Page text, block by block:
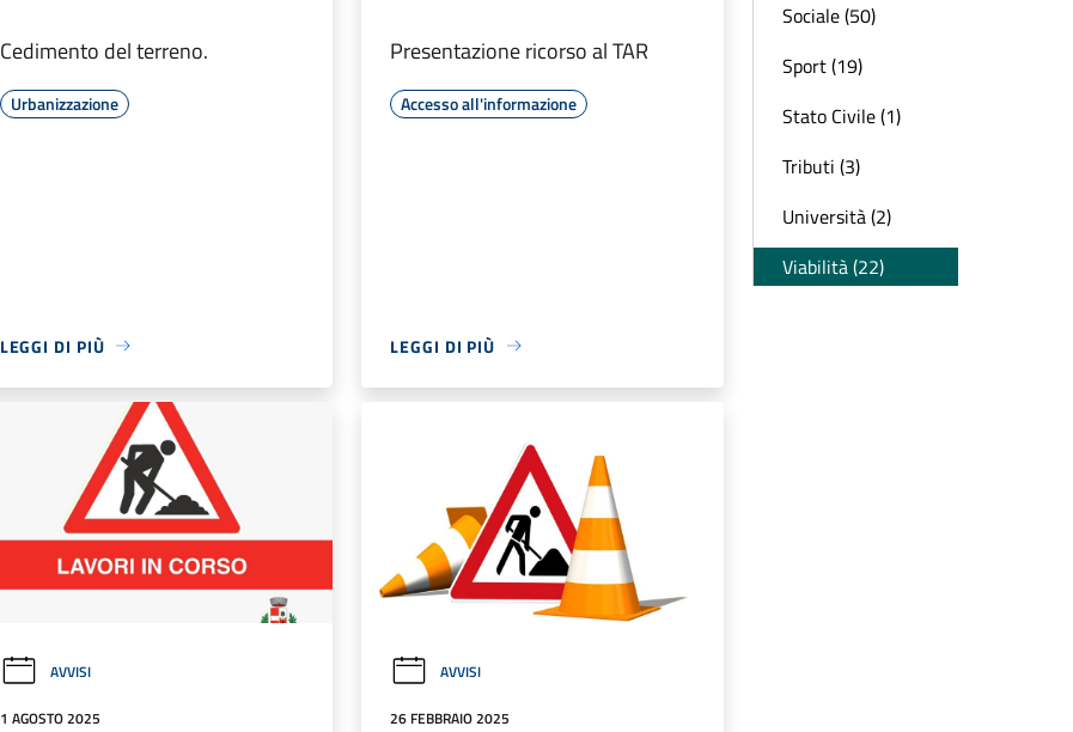
Cedimento del terreno.
Urbanizzazione
LEGGI DI PIÙ
Presentazione ricorso al TAR
Accesso all'informazione
LEGGI DI PIÙ
AVVISI
1 AGOSTO 2025
AVVISI
26 FEBBRAIO 2025
Sociale (50)
Sport (19)
Stato Civile (1)
Tributi (3)
Università (2)
Viabilità (22)